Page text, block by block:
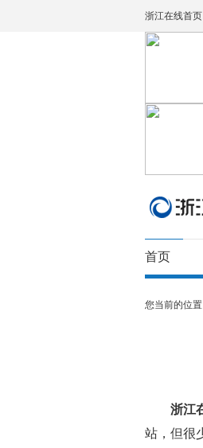
浙江在线首页
首页
您当前的位置
浙江在
站，但很